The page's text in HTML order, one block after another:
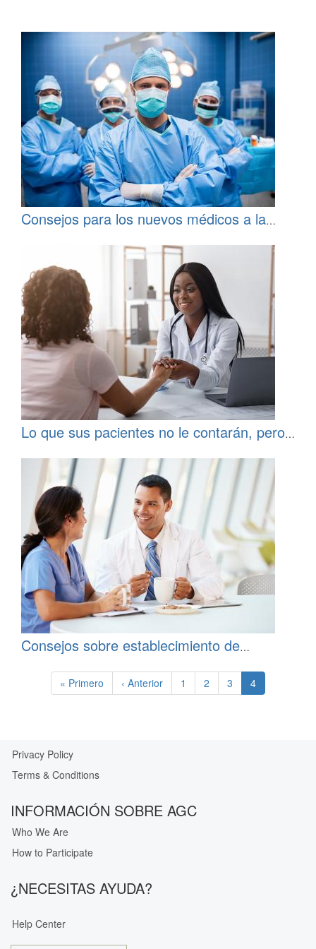
Consejos para los nuevos médicos a la
Lo que sus pacientes no le contarán, pero
Consejos sobre establecimiento de
PaginationFirst
page
« Primero
Previous
page
‹ Anterior Página
1 Página
2 Página
3
Current
page
4
Our
Privacy
Guarantee
Privacy Policy
Terms & Conditions
INFORMACIÓN SOBRE AGC
Who We Are
How to Participate
¿NECESITAS AYUDA?
Help Center